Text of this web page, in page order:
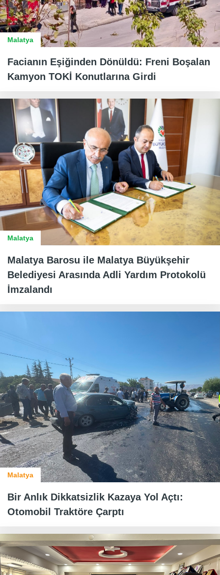
Malatya
Facianın Eşiğinden Dönüldü: Freni Boşalan
Kamyon TOKİ Konutlarına Girdi
Malatya
Malatya Barosu ile Malatya Büyükşehir
Belediyesi Arasında Adli Yardım Protokolü
İmzalandı
Malatya
Bir Anlık Dikkatsizlik Kazaya Yol Açtı:
Otomobil Traktöre Çarptı